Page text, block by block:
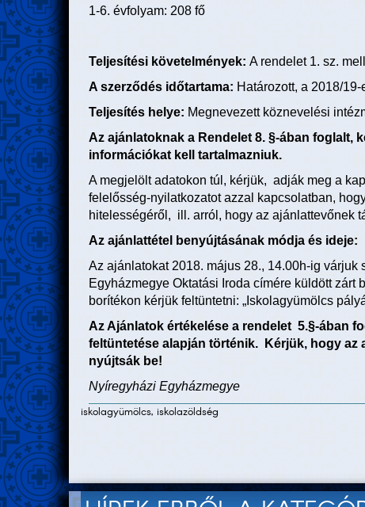
1-6. évfolyam: 208 fő
Teljesítési követelmények: A rendelet 1. sz.
A szerződés időtartama: Határozott, a 2018/
Teljesítés helye: Megnevezett köznevelési
Az ajánlatoknak a Rendelet 8. §-ában foglalt,
információkat kell tartalmazniuk.
A megjelölt adatokon túl, kérjük, adják meg a
felelősség-nyilatkozatot azzal kapcsolatban,
hitelességéről, ill. arról, hogy az ajánlattevőnek
Az ajánlattétel benyújtásának módja és ideje:
Az ajánlatokat 2018. május 28., 14.00h-ig
Egyházmegye Oktatási Iroda címére küldött zárt
borítékon kérjük feltüntetni: „Iskolagyümölcs
Az Ajánlatok értékelése a rendelet 5.§-ában
feltüntetése alapján történik. Kérjük, hogy az
nyújtsák be!
Nyíregyházi Egyházmegye
iskolagyümölcs, iskolazöldség